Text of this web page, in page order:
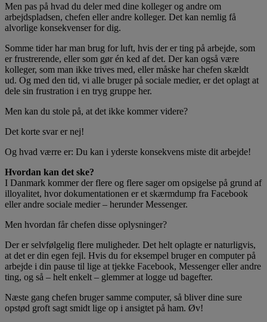
Men pas på hvad du deler med dine kolleger og andre om
arbejdspladsen, chefen eller andre kolleger. Det kan nemlig få
alvorlige konsekvenser for dig.
Somme tider har man brug for luft, hvis der er ting på arbejde, som
er frustrerende, eller som gør én ked af det. Der kan også være
kolleger, som man ikke trives med, eller måske har chefen skældt
ud. Og med den tid, vi alle bruger på sociale medier, er det oplagt at
dele sin frustration i en tryg gruppe her.
Men kan du stole på, at det ikke kommer videre?
Det korte svar er nej!
Og hvad værre er: Du kan i yderste konsekvens miste dit arbejde!
Hvordan kan det ske?
I Danmark kommer der flere og flere sager om opsigelse på grund af
illoyalitet, hvor dokumentationen er et skærmdump fra Facebook
eller andre sociale medier – herunder Messenger.
Men hvordan får chefen disse oplysninger?
Der er selvfølgelig flere muligheder. Det helt oplagte er naturligvis,
at det er din egen fejl. Hvis du for eksempel bruger en computer på
arbejde i din pause til lige at tjekke Facebook, Messenger eller andre
ting, og så – helt enkelt – glemmer at logge ud bagefter.
Næste gang chefen bruger samme computer, så bliver dine sure
opstød groft sagt smidt lige op i ansigtet på ham. Øv!